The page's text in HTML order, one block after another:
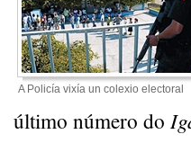
A Policía vixía un colexio electoral
último número do